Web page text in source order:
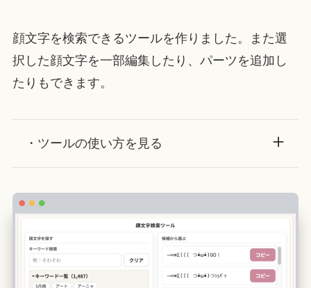
顔文字を検索できるツールを作りました。また選
択した顔文字を一部編集したり、パーツを追加し
たりもできます。
・ツールの使い方を見る